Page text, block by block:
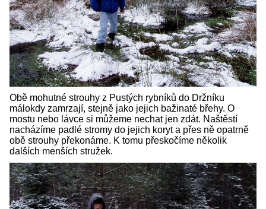
Obě mohutné strouhy z Pustých rybníků do Držníku
málokdy zamrzají, stejně jako jejich bažinaté břehy. O
mostu nebo lávce si můžeme nechat jen zdát. Naštěstí
nacházíme padlé stromy do jejich koryt a přes ně opatrně
obě strouhy překonáme. K tomu přeskočíme několik
dalších menších stružek.